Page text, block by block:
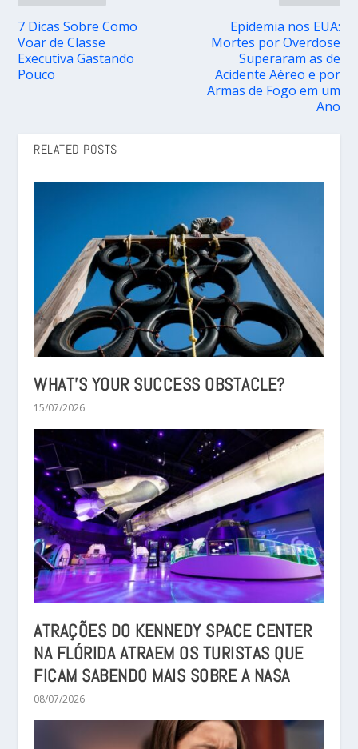
7 Dicas Sobre Como
Voar de Classe
Executiva Gastando
Pouco
Epidemia nos EUA:
Mortes por Overdose
Superaram as de
Acidente Aéreo e por
Armas de Fogo em um
Ano
RELATED POSTS
WHAT’S YOUR SUCCESS OBSTACLE?
15/07/2026
ATRAÇÕES DO KENNEDY SPACE CENTER
NA FLÓRIDA ATRAEM OS TURISTAS QUE
FICAM SABENDO MAIS SOBRE A NASA
08/07/2026